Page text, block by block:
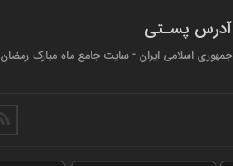
آدرس پسـتی
جمهوری اسلامی ایران - سایت جامع ماه مبارک رمضان